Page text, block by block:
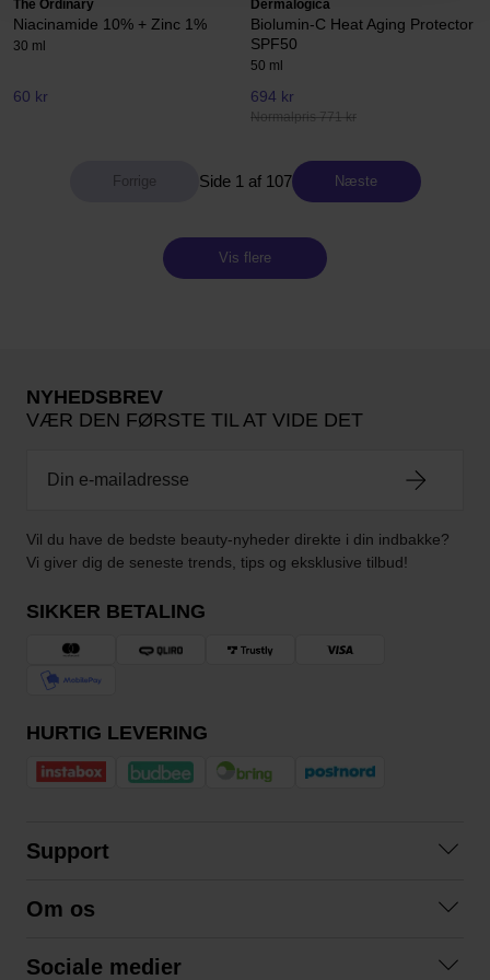
The Ordinary
Niacinamide 10% + Zinc 1%
30 ml
60 kr
Dermalogica
Biolumin-C Heat Aging Protector
SPF50
50 ml
694 kr
Normalpris 771 kr
Side 1 af 107 Næste
Vis flere
NYHEDSBREV
VÆR DEN FØRSTE TIL AT VIDE DET
Vil du have de bedste beauty-nyheder direkte i din indbakke?
Vi giver dig de seneste trends, tips og eksklusive tilbud!
SIKKER BETALING
HURTIG LEVERING
Support
Betingelser
Om os
Sociale medier